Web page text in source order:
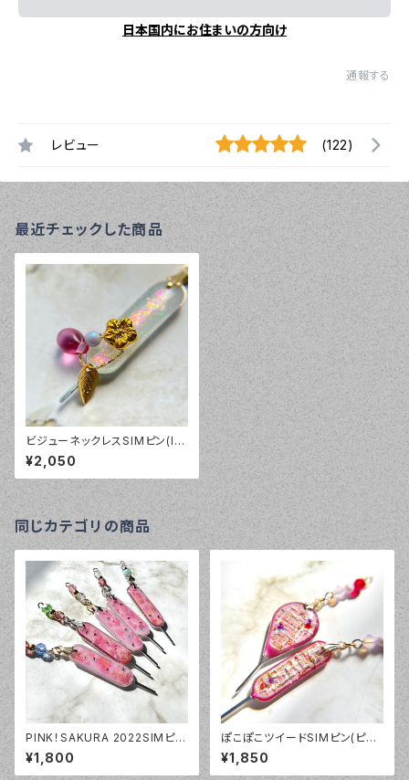
日本国内にお住まいの方向け
通報する
レビュー (122)
最近チェックした商品
ビジューネックレスSIMピン(lo
ng×ピンク系)
¥2,050
同じカテゴリの商品
PINK！SAKURA 2022SIMピン
(long)
¥1,800
ぽこぽこツイードSIMピン(ピン
ク系)
¥1,850